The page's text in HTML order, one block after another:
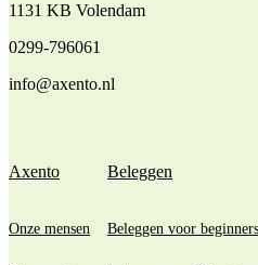
1131 KB Volendam
0299-796061
info@axento.nl
Axento
Onze mensen
Beleggen
Beleggen voor beginners